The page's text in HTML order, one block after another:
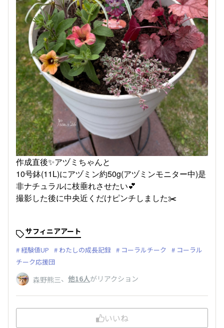
作成直後✨アヅミちゃんと
10号鉢(11L)にアヅミン約50g(アヅミンモニター中)是
非ナチュラルに枝垂れさせたい💕
撮影した後に中央近くだけピンチしました✂️
サフィニアアート
経験値UP わたしの成長記録 コーラルチーク
コーラル
チーク応援団
森野熊三、 他16人がリアクション
いいね